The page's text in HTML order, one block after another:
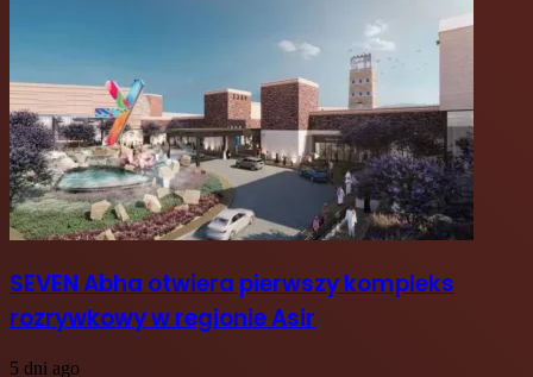
SEVEN Abha otwiera pierwszy kompleks
rozrywkowy w regionie Asir
5 dni ago